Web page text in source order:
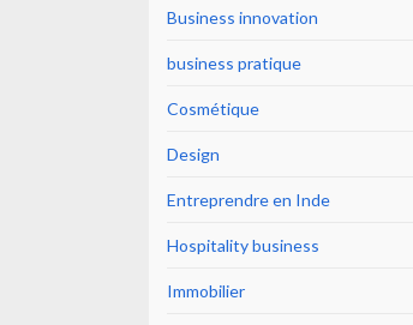
Business innovation
business pratique
Cosmétique
Design
Entreprendre en Inde
Hospitality business
Immobilier